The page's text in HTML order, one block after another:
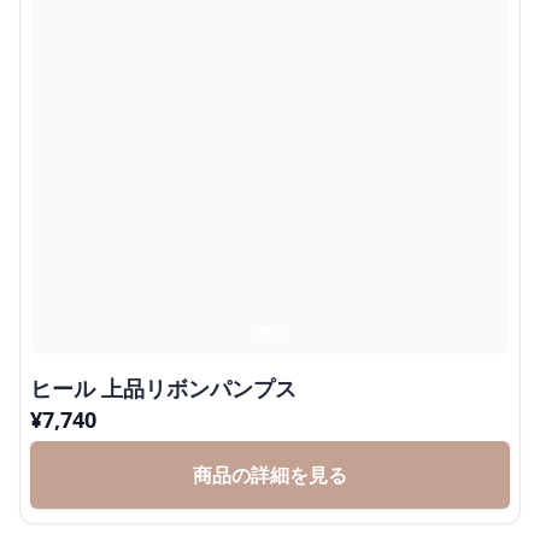
ヒール 上品リボンパンプス
¥7,740
商品の詳細を見る